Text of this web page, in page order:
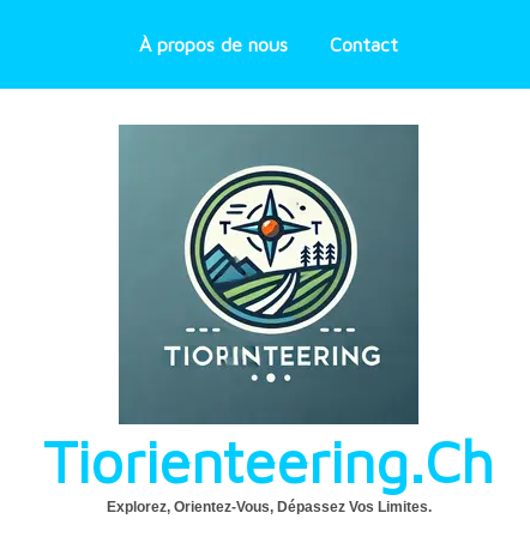
À propos de nous Contact
Tiorienteering.ch
Explorez, Orientez-Vous, Dépassez Vos Limites.